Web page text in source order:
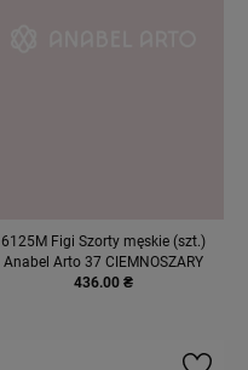
6125М Figi Szorty męskie (szt.)
Anabel Arto 37 CIEMNOSZARY
436.00 ₴